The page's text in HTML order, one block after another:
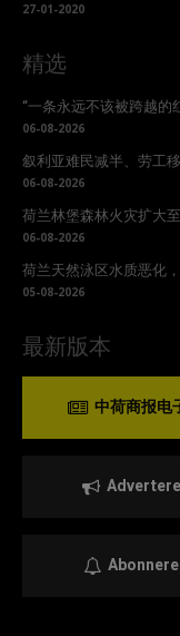
27-01-2020
精选
“一条永远不该被跨越
06-08-2026
叙利亚难民减半、劳工
06-08-2026
荷兰林堡森林火灾扩大
06-08-2026
荷兰天然泳区水质恶化
05-08-2026
最新版本
中荷商报电